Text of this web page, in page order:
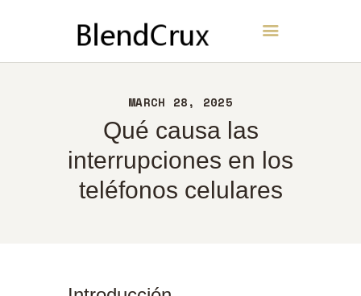
MARCH 28, 2025
Qué causa las
interrupciones en los
teléfonos celulares
BlendCrux
ACERCA DE
CONTACTO
POLÍTICA
ESPAÑOL